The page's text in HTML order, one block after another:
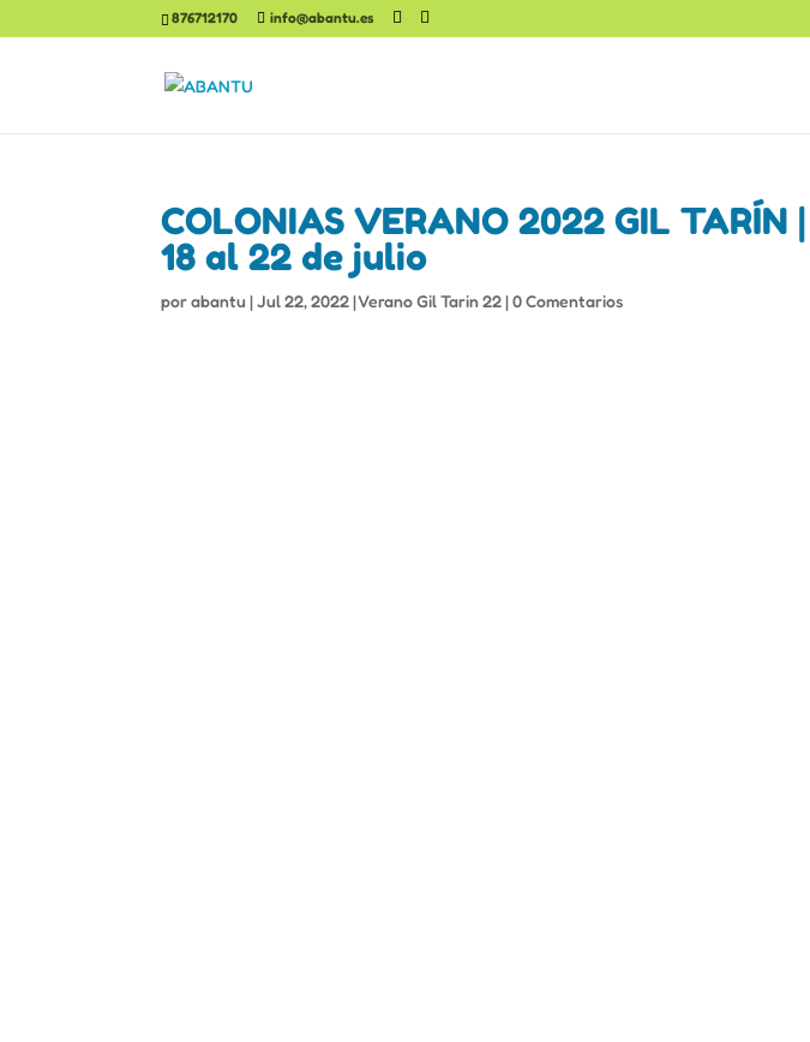
876712170 info@abantu.es
COLONIAS VERANO 2022 GIL TARÍN
18 al 22 de julio
porabantu |Jul 22, 2022|Verano Gil Tarin 22|0 Comentarios